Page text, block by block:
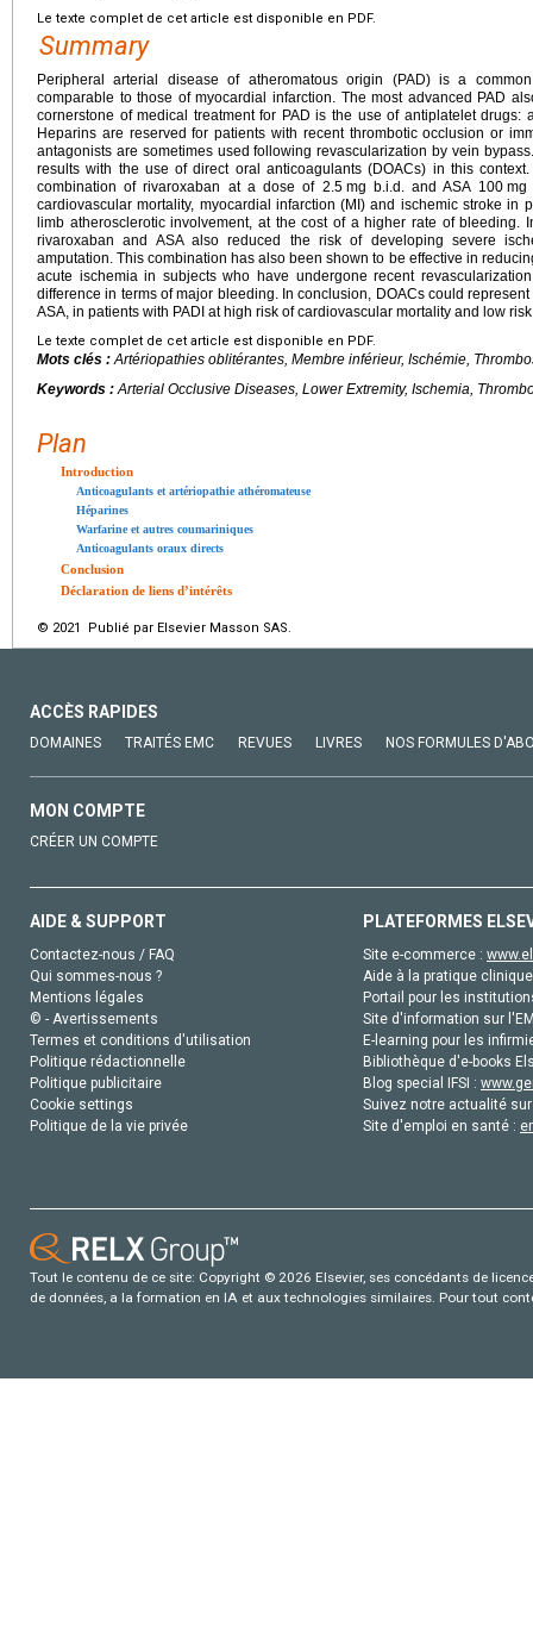
Le texte complet de cet article est disponible en PDF.
Summary
Peripheral arterial disease of atheromatous origin (PAD) is a
comparable to those of myocardial infarction. The most advanced PAD
cornerstone of medical treatment for PAD is the use of antiplatelet drugs:
Heparins are reserved for patients with recent thrombotic occlusion or
antagonists are sometimes used following revascularization by vein
results with the use of direct oral anticoagulants (DOACs) in this
combination of rivaroxaban at a dose of 2.5 mg b.i.d. and ASA 100 mg
cardiovascular mortality, myocardial infarction (MI) and ischemic stroke in
limb atherosclerotic involvement, at the cost of a higher rate of bleeding.
rivaroxaban and ASA also reduced the risk of developing severe
amputation. This combination has also been shown to be effective in
acute ischemia in subjects who have undergone recent
difference in terms of major bleeding. In conclusion, DOACs could
ASA, in patients with PADI at high risk of cardiovascular mortality and low
Le texte complet de cet article est disponible en PDF.
Mots clés : Artériopathies oblitérantes, Membre inférieur, Ischémie,
Keywords : Arterial Occlusive Diseases, Lower Extremity, Ischemia,
Plan
Introduction
Anticoagulants et artériopathie athéromateuse
Héparines
Warfarine et autres coumariniques
Anticoagulants oraux directs
Conclusion
Déclaration de liens d’intérêts
© 2021 Publié par Elsevier Masson SAS.
ACCÈS RAPIDES
DOMAINES TRAITÉS EMC REVUES LIVRES NOS FORMULES
MON COMPTE
CRÉER UN COMPTE
AIDE & SUPPORT
Contactez-nous / FAQ
Qui sommes-nous ?
Mentions légales
© - Avertissements
Termes et conditions d'utilisation
Politique rédactionnelle
Politique publicitaire
Cookie settings
Politique de la vie privée
PLATEFORMES
Site e-commerce :
Aide à la pratique
Portail pour les
Site d'information sur
E-learning pour les
Bibliothèque d'e-books
Blog special IFSI :
Suivez notre actualité
Site d'emploi en santé :
Tout le contenu de ce site: Copyright © 2026 Elsevier, ses concédants de
de données, a la formation en IA et aux technologies similaires. Pour tout